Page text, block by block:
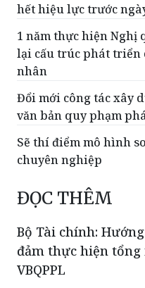
hết hiệu lực trước
1 năm thực hiện Nghị
lại cấu trúc phát triển
nhân
Đổi mới công tác xây
văn bản quy phạm
Sẽ thí điểm mô hình
chuyên nghiệp
ĐỌC THÊM
Bộ Tài chính:
đảm thực hiện
VBQPPL